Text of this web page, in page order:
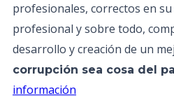
profesionales, correctos en
profesional y sobre todo,
desarrollo y creación de un
corrupción sea cosa del
información